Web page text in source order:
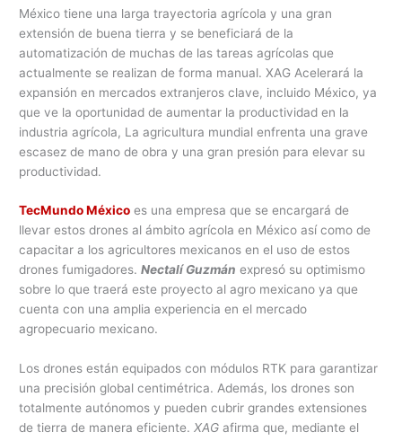
México tiene una larga trayectoria agrícola y una gran
extensión de buena tierra y se beneficiará de la
automatización de muchas de las tareas agrícolas que
actualmente se realizan de forma manual. XAG Acelerará la
expansión en mercados extranjeros clave, incluido México, ya
que ve la oportunidad de aumentar la productividad en la
industria agrícola, La agricultura mundial enfrenta una grave
escasez de mano de obra y una gran presión para elevar su
productividad.
TecMundo México es una empresa que se encargará de
llevar estos drones al ámbito agrícola en México así como de
capacitar a los agricultores mexicanos en el uso de estos
drones fumigadores.Nectalí Guzmán expresó su optimismo
sobre lo que traerá este proyecto al agro mexicano ya que
cuenta con una amplia experiencia en el mercado
agropecuario mexicano.
Los drones están equipados con módulos RTK para garantizar
una precisión global centimétrica. Además, los drones son
totalmente autónomos y pueden cubrir grandes extensiones
de tierra de manera eficiente.XAG afirma que, mediante el